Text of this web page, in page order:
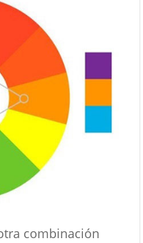
combinación